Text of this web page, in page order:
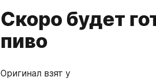
Скоро будет
пиво
Оригинал взят у